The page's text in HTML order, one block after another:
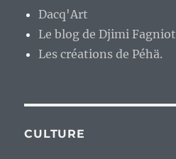
Dacq'Art
Le blog de Djimi Fagniot
Les créations de Péhä.
CULTURE